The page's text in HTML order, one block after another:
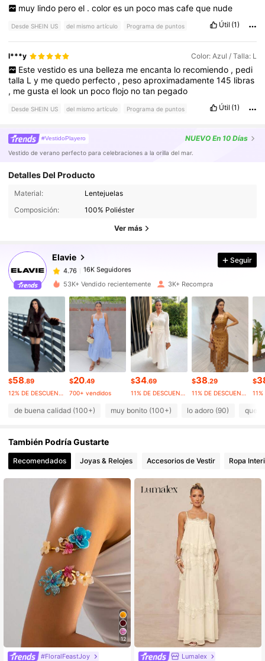
muy lindo pero el . color es un poco mas cafe que nude
Desde SHEIN US del mismo artículo Programa de puntos Útil (1)
l***y Color: Azul / Talla: L
Este vestido es una belleza me encanta lo recomiendo , pedi
talla Ly mequedo perfecto , pesoaproximadamente145 libras
, megustael look un pocoflojo notan pegado
Desde SHEIN US del mismo artículo Programa de puntos Útil (1)
#VestidoPlayero NUEVO En 10 Días
Vestido de verano perfecto para celebraciones a la orilla del mar.
Detalles Del Producto
Material:
Lentejuelas
Composición:
100% Poliéster
Ver más
Elavie
16K Seguidores
16K Seguidores
4.76 16K Seguidores
4.76 16K Seguidores
4.76 16K Seguidores
4.76 16K Seguidores
16K Seguidores
4.76
4.76 16K Seguidores
4.76 16K Seguidores
4.76 16K Seguidores
Seguir
53K+ Vendido recientemente 3K+ Recompra
$58.89
12% DE DESCUENTO
$20.49
700+ vendidos
$34.69
11% DE DESCUENTO
$38.29
11% DE DESCUENTO
$
de buena calidad (100+) muy bonito (100+) lo adoro (90)
También Podría Gustarte
Recomendados Joyas & Relojes Accesorios de Vestir Ropa
12
#FloralFeastJoy
Clientes habituales
Lumalex
#2 Más vendidos